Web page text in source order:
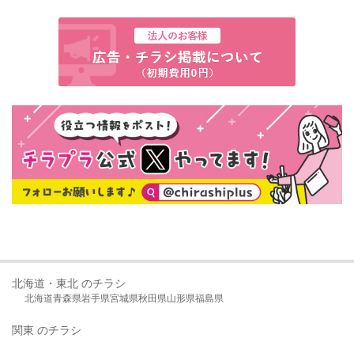
北海道・東北 のチラシ
北海道青森県岩手県宮城県秋田県山形県福島県
関東 のチラシ